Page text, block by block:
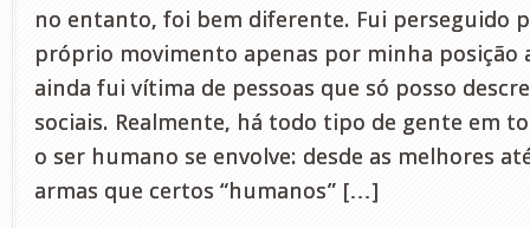
no entanto, foi bem diferente. Fui perseguido
próprio movimento apenas por minha posição
ainda fui vítima de pessoas que só posso
sociais. Realmente, há todo tipo de gente em
o ser humano se envolve: desde as melhores
armas que certos “humanos” […]